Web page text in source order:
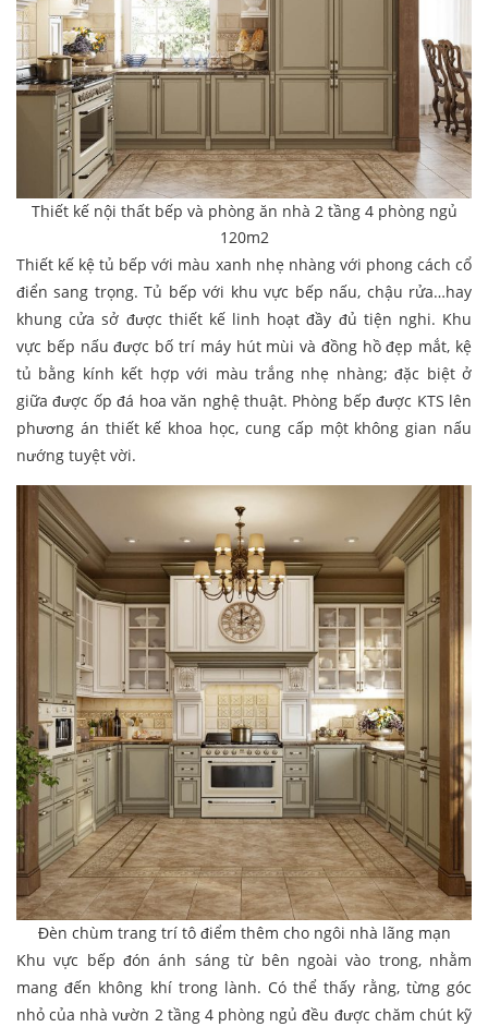
Thiết kế nội thất bếp và phòng ăn nhà 2 tầng 4 phòng ngủ
120m2
Thiết kế kệ tủ bếp với màu xanh nhẹ nhàng với phong cách cổ
điển sang trọng. Tủ bếp với khu vực bếp nấu, chậu rửa…hay
khung cửa sở được thiết kế linh hoạt đầy đủ tiện nghi. Khu
vực bếp nấu được bố trí máy hút mùi và đồng hồ đẹp mắt, kệ
tủ bằng kính kết hợp với màu trắng nhẹ nhàng; đặc biệt ở
giữa được ốp đá hoa văn nghệ thuật. Phòng bếp được KTS lên
phương án thiết kế khoa học, cung cấp một không gian nấu
nướng tuyệt vời.
Đèn chùm trang trí tô điểm thêm cho ngôi nhà lãng mạn
Khu vực bếp đón ánh sáng từ bên ngoài vào trong, nhằm
mang đến không khí trong lành. Có thể thấy rằng, từng góc
nhỏ của nhà vườn 2 tầng 4 phòng ngủ đều được chăm chút kỹ